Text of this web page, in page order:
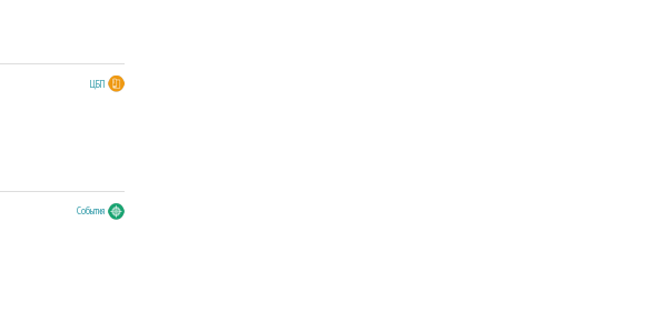
ЦБП
События